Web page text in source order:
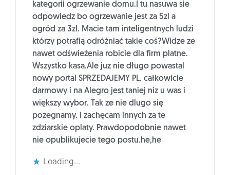
kategorii ogrzewanie domu.I tu nasuwa sie
odpowiedz bo ogrzewanie jest za 5zl a
ogród za 3zl. Macie tam inteligentnych ludzi
którzy potrafią odróżniać takie coś?Widze ze
nawet odświeżenia robicie dla firm platne.
Wszystko kasa.Ale juz nie długo powastal
nowy portal SPRZEDAJEMY PL. całkowicie
darmowy i na Alegro jest taniej niz u was i
większy wybor. Tak ze nie dlugo się
pozegnamy. I zachęcam innych za te
zdziarskie oplaty. Prawdopodobnie nawet
nie opublikujecie tego postu.he,he
Loading...